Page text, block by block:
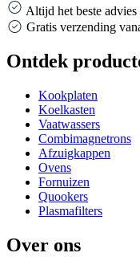
Altijd het beste advies
Gratis verzending
Ontdek
Kookplaten
Koelkasten
Vaatwassers
Combimagnetrons
Afzuigkappen
Ovens
Fornuizen
Quookers
Plasmafilters
Over ons